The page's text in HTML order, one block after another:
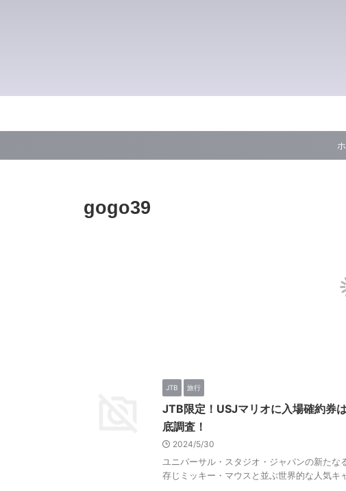
gogo39
JTB 旅行
JTB限定！USJマリオに入場確約券
底調査！
2024/5/30
ユニバーサル・スタジオ・ジャパンの新た
存じミッキー・マウスと並ぶ世界的な人気